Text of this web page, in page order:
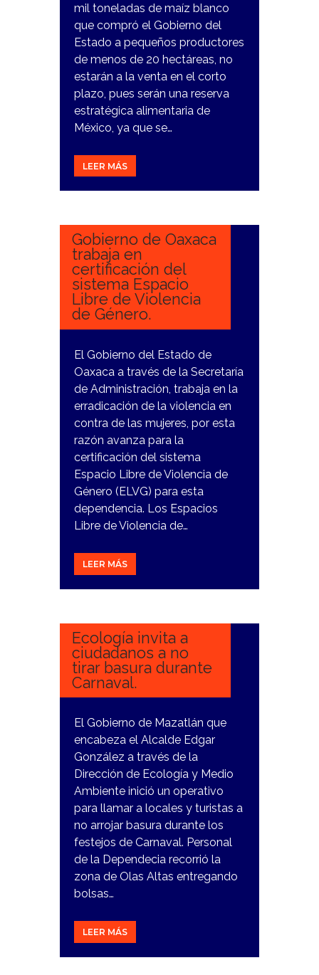
mil toneladas de maíz blanco
que compró el Gobierno del
Estado a pequeños productores
de menos de 20 hectáreas, no
estarán a la venta en el corto
plazo, pues serán una reserva
estratégica alimentaria de
México, ya que se…
LEER MÁS
13
Gobierno de Oaxaca
trabaja en
certificación del
sistema Espacio
Libre de Violencia
de Género.
El Gobierno del Estado de
Oaxaca a través de la Secretaría
de Administración, trabaja en la
erradicación de la violencia en
contra de las mujeres, por esta
razón avanza para la
certificación del sistema
Espacio Libre de Violencia de
Género (ELVG) para esta
dependencia. Los Espacios
Libre de Violencia de…
LEER MÁS
12
Ecología invita a
ciudadanos a no
tirar basura durante
Carnaval.
El Gobierno de Mazatlán que
encabeza el Alcalde Edgar
González a través de la
Dirección de Ecología y Medio
Ambiente inició un operativo
para llamar a locales y turistas a
no arrojar basura durante los
festejos de Carnaval. Personal
de la Dependecia recorrió la
zona de Olas Altas entregando
bolsas…
LEER MÁS